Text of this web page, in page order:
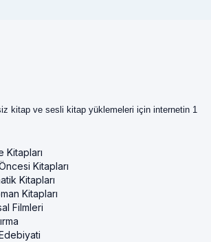
kitap ve sesli kitap yüklemeleri için internetin 1
Kitapları
Kitapları
Kitapları
Kitapları
Filmleri